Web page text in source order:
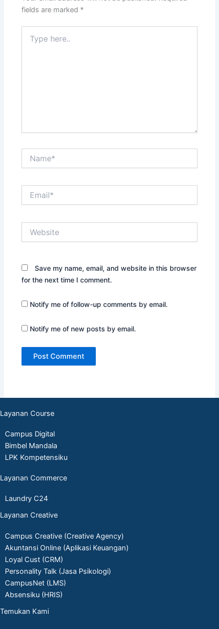
fields are marked *
here..
Save my name, email, and website in this browser
for the next time I comment.
Notify me of follow-up comments by email.
Notify me of new posts by email.
Layanan Course
Campus Digital
Bimbel Mandala
LPK Kompetensiku
Layanan Commerce
Laundry C24
Layanan Creative
Campus Creative (Creative Agency)
Akuntansi Online (Aplikasi Keuangan)
Loyal Cust (CRM)
Personality Talk (Jasa Psikologi)
CampusNet (LMS)
Absensiku (HRIS)
Temukan Kami